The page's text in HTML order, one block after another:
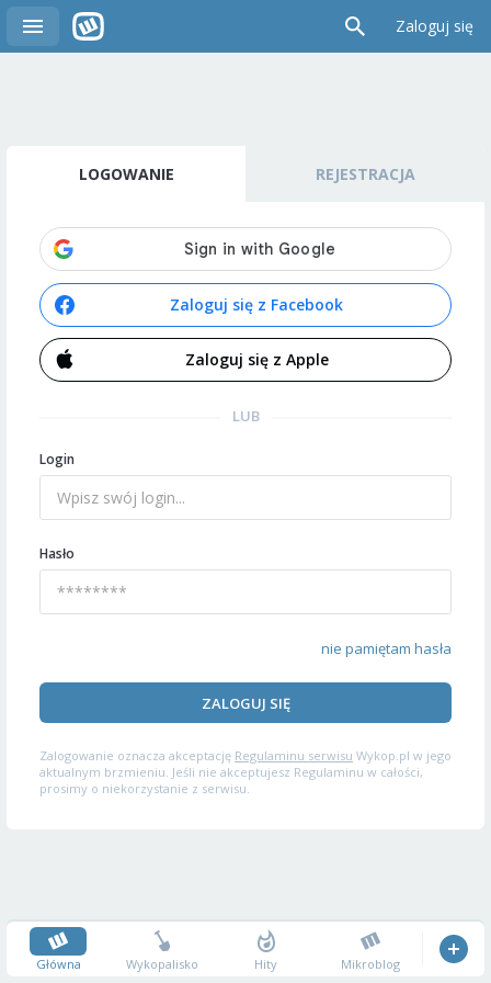
Zaloguj się
LOGOWANIE REJESTRACJA
Zaloguj się z Facebook
Zaloguj się z Apple
LUB
Login
Hasło
nie pamiętam hasła
ZALOGUJ SIĘ
Zalogowanie oznacza akceptację Regulaminu serwisu Wykop.pl w jego
aktualnym brzmieniu. Jeśli nie akceptujesz Regulaminu w całości,
prosimy o niekorzystanie z serwisu.
Główna Wykopalisko Hity Mikroblog